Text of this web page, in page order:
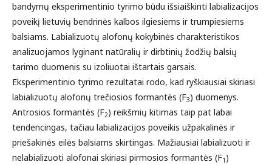
bandymų eksperimentinio tyrimo būdu išsiaiškinti labializacijos
poveikį lietuvių bendrinės kalbos ilgiesiems ir trumpiesiems
balsiams. Labializuotų alofonų kokybinės charakteristikos
analizuojamos lyginant natūralių ir dirbtinių žodžių balsių
tarimo duomenis su izoliuotai ištartais garsais.
Eksperimentinio tyrimo rezultatai rodo, kad ryškiausiai skiriasi
labializuotų alofonų trečiosios formantės (F3) duomenys.
Antrosios formantės (F2) reikšmių kitimas taip pat labai
tendencingas, tačiau labializacijos poveikis užpakalinės ir
priešakinės eilės balsiams skirtingas. Mažiausiai labializuoti ir
nelabializuoti alofonai skiriasi pirmosios formantės (F1 )